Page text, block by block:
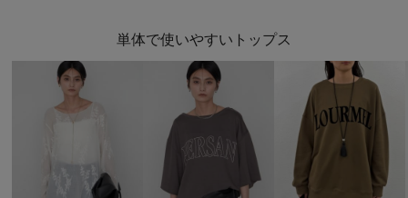
単体で使いやすいトップス